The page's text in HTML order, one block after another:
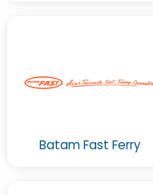
Batam Fast Ferry